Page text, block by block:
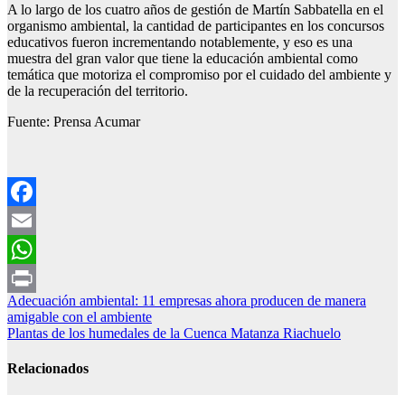
A lo largo de los cuatro años de gestión de Martín Sabbatella en el
organismo ambiental, la cantidad de participantes en los concursos
educativos fueron incrementando notablemente, y eso es una
muestra del gran valor que tiene la educación ambiental como
temática que motoriza el compromiso por el cuidado del ambiente y
de la recuperación del territorio.
Fuente: Prensa Acumar
Facebook
Email
WhatsApp
Print
Navegación
de
Adecuación ambiental: 11 empresas ahora producen de manera
amigable con el ambiente
Plantas de los humedales de la Cuenca Matanza Riachuelo
Relacionados